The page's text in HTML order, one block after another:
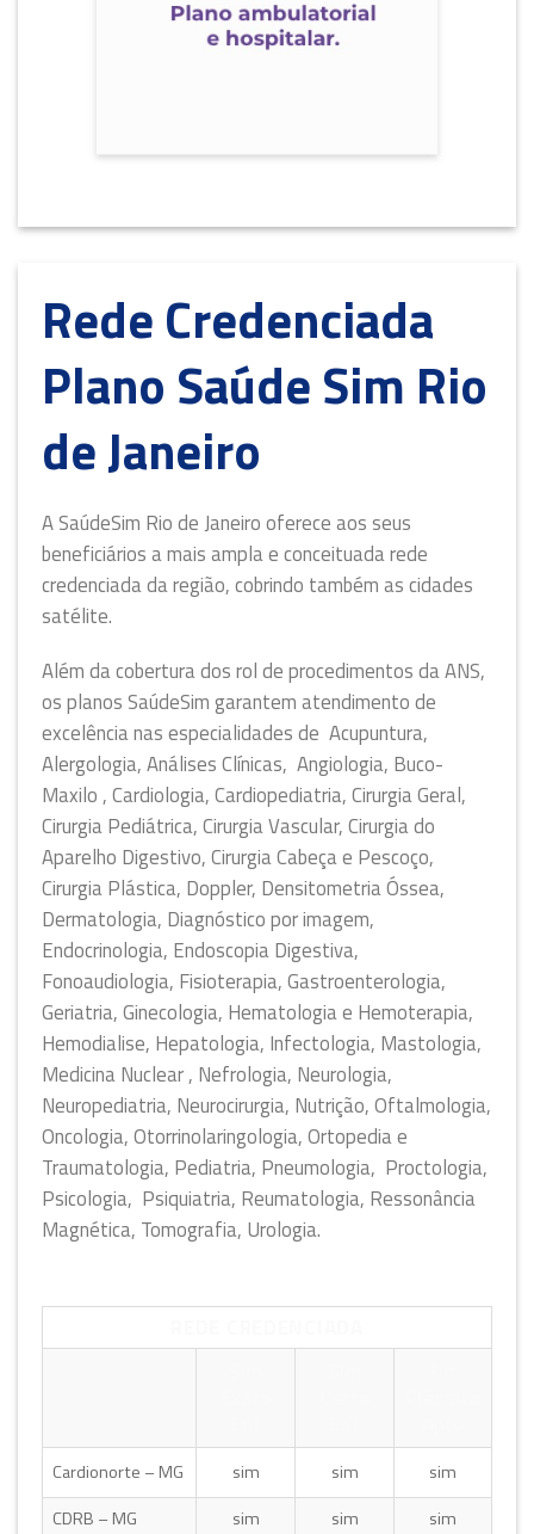
Rede Credenciada
Plano Saúde Sim Rio
de Janeiro
A SaúdeSim Rio de Janeiro oferece aos seus
beneficiários a mais ampla e conceituada rede
credenciada da região, cobrindo também as cidades
satélite.
Além da cobertura dos rol de procedimentos da ANS,
os planos SaúdeSim garantem atendimento de
excelência nas especialidades de Acupuntura,
Alergologia, Análises Clínicas, Angiologia, Buco-
Maxilo , Cardiologia, Cardiopediatria, Cirurgia Geral,
Cirurgia Pediátrica, Cirurgia Vascular, Cirurgia do
Aparelho Digestivo, Cirurgia Cabeça e Pescoço,
Cirurgia Plástica, Doppler, Densitometria Óssea,
Dermatologia, Diagnóstico por imagem,
Endocrinologia, Endoscopia Digestiva,
Fonoaudiologia, Fisioterapia, Gastroenterologia,
Geriatria, Ginecologia, Hematologia e Hemoterapia,
Hemodialise, Hepatologia, Infectologia, Mastologia,
Medicina Nuclear , Nefrologia, Neurologia,
Neuropediatria, Neurocirurgia, Nutrição, Oftalmologia,
Oncologia, Otorrinolaringologia, Ortopedia e
Traumatologia, Pediatria, Pneumologia, Proctologia,
Psicologia, Psiquiatria, Reumatologia, Ressonância
Magnética, Tomografia, Urologia.
Cardionorte – MG sim sim
sim
CDRB – MG
sim sim
sim